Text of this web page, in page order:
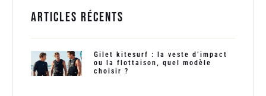
Articles récents
Gilet kitesurf : la veste d’impact
ou la flottaison, quel modèle
choisir ?